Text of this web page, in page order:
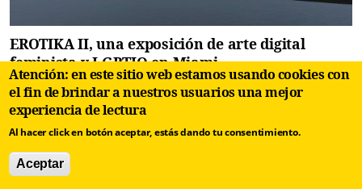
EROTIKA II, una exposición de arte digital
feminista y LGBTIQ en Miami
Atención: en este sitio web estamos usando cookies con
el fin de brindar a nuestros usuarios una mejor
experiencia de lectura
Al hacer click en botón aceptar, estás dando tu consentimiento.
Aceptar